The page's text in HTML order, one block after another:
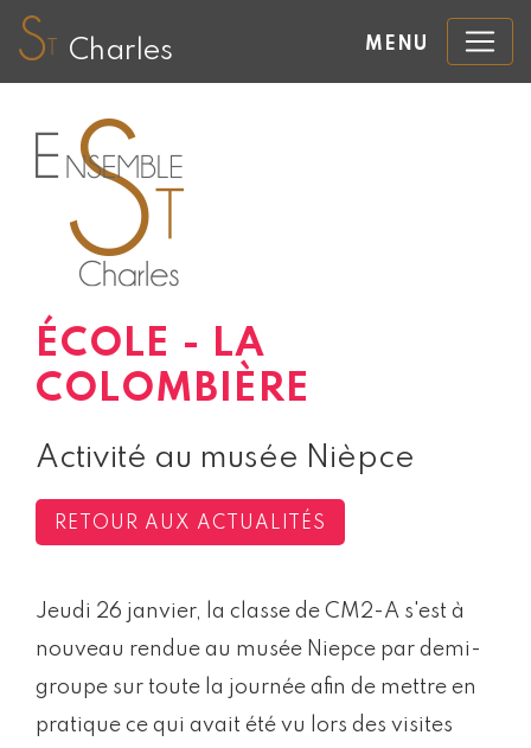
Charles MENU
ÉCOLE - LA
COLOMBIÈRE
Activité au musée Nièpce
RETOUR AUX ACTUALITÉS
Jeudi 26 janvier, la classe de CM2-A s'est à
nouveau rendue au musée Niepce par demi-
groupe sur toute la journée afin de mettre en
pratique ce qui avait été vu lors des visites